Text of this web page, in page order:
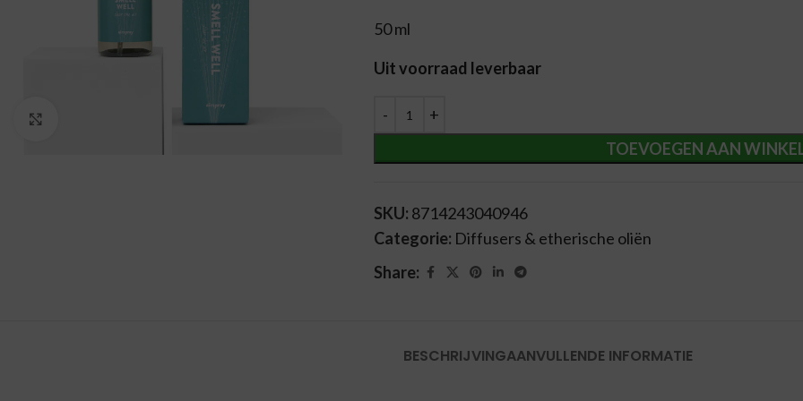
50 ml
Uit voorraad leverbaar
TOEVOEGEN AAN
Alternative:
SKU: 8714243040946
Categorie: Diffusers & etherische oliën
Share:
BESCHRIJVINGAANVULLENDE INFORMATIE